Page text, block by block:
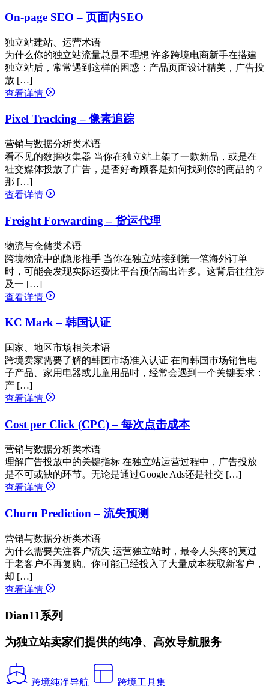
On-page SEO – 页面内SEO
独立站建站、运营术语
为什么你的独立站流量总是不理想 许多跨境电商新手在搭建
独立站后，常常遇到这样的困惑：产品页面设计精美，广告投
放 […]
查看详情
Pixel Tracking – 像素追踪
营销与数据分析类术语
看不见的数据收集器 当你在独立站上架了一款新品，或是在
社交媒体投放了广告，是否好奇顾客是如何找到你的商品的？
那 […]
查看详情
Freight Forwarding – 货运代理
物流与仓储类术语
跨境物流中的隐形推手 当你在独立站接到第一笔海外订单
时，可能会发现实际运费比平台预估高出许多。这背后往往涉
及一 […]
查看详情
KC Mark – 韩国认证
国家、地区市场相关术语
跨境卖家需要了解的韩国市场准入认证 在向韩国市场销售电
子产品、家用电器或儿童用品时，经常会遇到一个关键要求：
产 […]
查看详情
Cost per Click (CPC) – 每次点击成本
营销与数据分析类术语
理解广告投放中的关键指标 在独立站运营过程中，广告投放
是不可或缺的环节。无论是通过Google Ads还是社交 […]
查看详情
Churn Prediction – 流失预测
营销与数据分析类术语
为什么需要关注客户流失 运营独立站时，最令人头疼的莫过
于老客户不再复购。你可能已经投入了大量成本获取新客户，
却 […]
查看详情
Dian11系列
为独立站卖家们提供的纯净、高效导航服务
跨境纯净导航 跨境工具集